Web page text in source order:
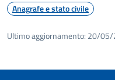
Anagrafe e stato civile
Ultimo aggiornamento: 20/05/